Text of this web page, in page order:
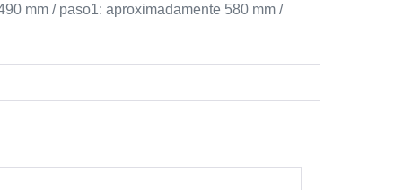
mm / paso1: aproximadamente 580 mm /